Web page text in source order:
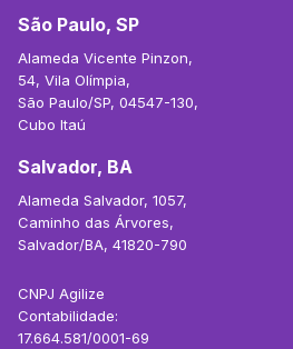
São Paulo, SP
Alameda Vicente Pinzon,
54, Vila Olímpia,
São Paulo/SP, 04547-130,
Cubo Itaú
Salvador, BA
Alameda Salvador, 1057,
Caminho das Árvores,
Salvador/BA, 41820-790
CNPJ Agilize
Contabilidade:
17.664.581/0001-69